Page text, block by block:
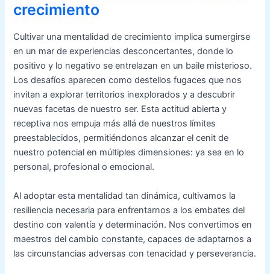
crecimiento
Cultivar una mentalidad de crecimiento implica sumergirse
en un mar de experiencias desconcertantes, donde lo
positivo y lo negativo se entrelazan en un baile misterioso.
Los desafíos aparecen como destellos fugaces que nos
invitan a explorar territorios inexplorados y a descubrir
nuevas facetas de nuestro ser. Esta actitud abierta y
receptiva nos empuja más allá de nuestros límites
preestablecidos, permitiéndonos alcanzar el cenit de
nuestro potencial en múltiples dimensiones: ya sea en lo
personal, profesional o emocional.
Al adoptar esta mentalidad tan dinámica, cultivamos la
resiliencia necesaria para enfrentarnos a los embates del
destino con valentía y determinación. Nos convertimos en
maestros del cambio constante, capaces de adaptarnos a
las circunstancias adversas con tenacidad y perseverancia.